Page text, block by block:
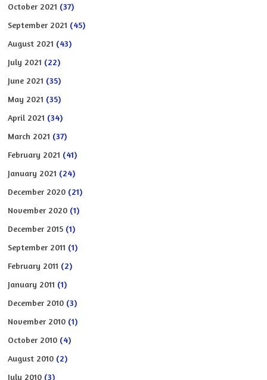
October 2021 (37)
September 2021 (45)
August 2021 (43)
July 2021 (22)
June 2021 (35)
May 2021 (35)
April 2021 (34)
March 2021 (37)
February 2021 (41)
January 2021 (24)
December 2020 (21)
November 2020 (1)
December 2015 (1)
September 2011 (1)
February 2011 (2)
January 2011 (1)
December 2010 (3)
November 2010 (1)
October 2010 (4)
August 2010 (2)
July 2010 (3)